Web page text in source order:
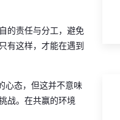
的责任与分工，避免
有这样，才能在遇到
心态，但这并不意味
战。在共赢的环境